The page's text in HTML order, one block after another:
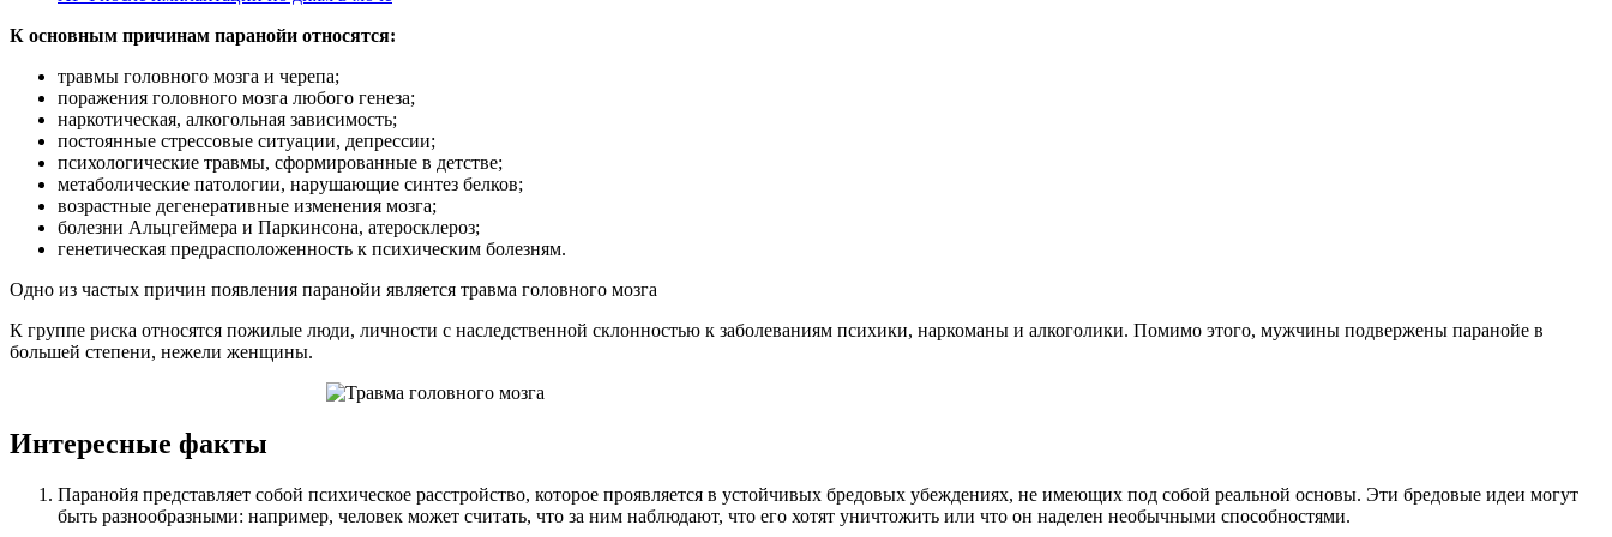
К основным причинам паранойи относятся:
травмы головного мозга и черепа;
поражения головного мозга любого генеза;
наркотическая, алкогольная зависимость;
постоянные стрессовые ситуации, депрессии;
психологические травмы, сформированные в детстве;
метаболические патологии, нарушающие синтез белков;
возрастные дегенеративные изменения мозга;
болезни Альцгеймера и Паркинсона, атеросклероз;
генетическая предрасположенность к психическим болезням.
Одно из частых причин появления паранойи является травма головного мозга
К группе риска относятся пожилые люди, личности с наследственной склонностью к заболеваниям психики, наркоманы и алкоголики. Помимо этого, мужчины подвержены паранойе в
большей степени, нежели женщины.
Интересные факты
Паранойя представляет собой психическое расстройство, которое проявляется в устойчивых бредовых убеждениях, не имеющих под собой реальной основы. Эти бредовые идеи могут
быть разнообразными: например, человек может считать, что за ним наблюдают, что его хотят уничтожить или что он наделен необычными способностями.